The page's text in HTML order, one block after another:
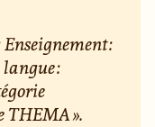
:
:
».